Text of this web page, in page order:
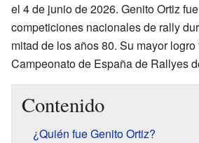
el 4 de junio de 2026. Genito Ortiz
competiciones nacionales de rally
mitad de los años 80. Su mayor
Campeonato de España de Rallyes
Contenido
¿Quién fue Genito Ortiz?